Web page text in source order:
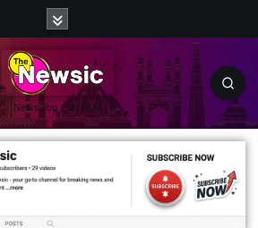
News You Can Feel